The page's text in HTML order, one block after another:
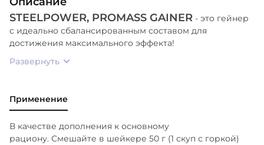
витаминный премикс, кислота лимонная
(регулятор кислотности (фруктовые и ягодные
вкусы)), соль пищевая, ароматизаторы
натуральные и идентичные натуральным,
сукралоза (подсластитель).
STEELPOWER, PROMASS GAINER - это гейнер
с идеально сбалансированным составом для
достижения максимального эффекта!
Развернуть
Применение
В качестве дополнения к основному
рациону. Смешайте в шейкере 50 г (1 скуп с горкой)